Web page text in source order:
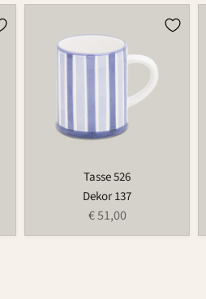
Tasse 526
Dekor 137
€ 51,00